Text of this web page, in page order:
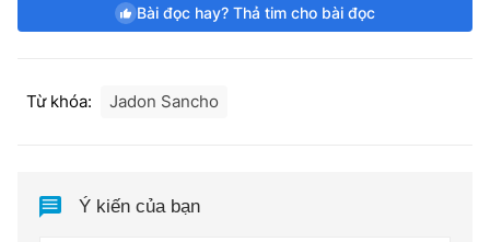
Bài đọc hay? Thả tim cho bài đọc
Từ khóa: Jadon Sancho
Ý kiến của bạn